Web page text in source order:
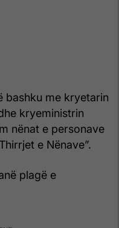
bashku me kryetarin
kryeministrin
nënat e personave
e Nënave”.
plagë e